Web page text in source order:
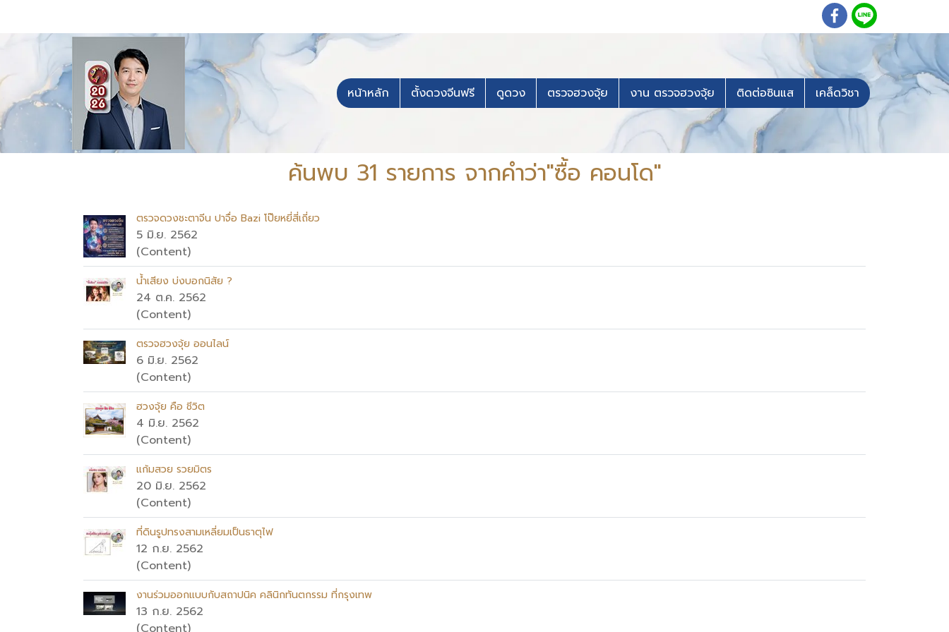
หน้าหลัก ตั้งดวงจีนฟรี ดูดวง ตรวจฮวงจุ้ย งาน ตรวจฮวงจุ้ย ติดต่อซินแส เคล็ดวิชา
ค้นพบ 31 รายการ จากคำว่า"ซื้อ คอนโด"
ตรวจดวงชะตาจีน ปาจื่อ Bazi โป๊ยหยี่สี่เถี่ยว
5 มิ.ย. 2562
(Content)
น้ำเสียง บ่งบอกนิสัย ?
24 ต.ค. 2562
(Content)
ตรวจฮวงจุ้ย ออนไลน์
6 มิ.ย. 2562
(Content)
ฮวงจุ้ย คือ ชีวิต
4 มิ.ย. 2562
(Content)
แก้มสวย รวยมิตร
20 มิ.ย. 2562
(Content)
ที่ดินรูปทรงสามเหลี่ยมเป็นธาตุไฟ
12 ก.ย. 2562
(Content)
งานร่วมออกแบบกับสถาปนิค คลินิกทันตกรรม ที่กรุงเทพ
13 ก.ย. 2562
(Content)